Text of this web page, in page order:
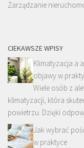
Zarządzanie
CIEKAWSZE WPISY
Klimatyzacja a
objawy w
Wiele osób z
klimatyzacji, która
powietrzu. Dzięki
Jak wybrać
w praktyce